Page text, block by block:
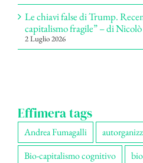
Le chiavi false di Trump.
capitalismo fragile” – di
2 Luglio 2026
Effimera tags
Andrea Fumagalli
Bio-capitalismo cognitivo